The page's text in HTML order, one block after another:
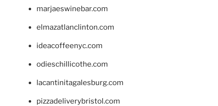
marjaeswinebar.com
elmazatlanclinton.com
ideacoffeenyc.com
odieschillicothe.com
lacantinitagalesburg.com
pizzadeliverybristol.com